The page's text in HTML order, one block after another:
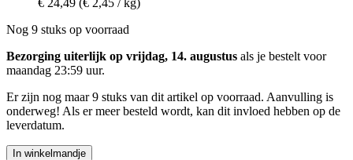
Nog 9 stuks op voorraad
Bezorging uiterlijk op vrijdag, 14. augustus als je bestelt voor
maandag 23:59 uur.
Er zijn nog maar 9 stuks van dit artikel op voorraad. Aanvulling is
onderweg! Als er meer besteld wordt, kan dit invloed hebben op de
leverdatum.
In winkelmandje